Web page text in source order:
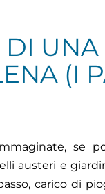
DI UNA
(I
se
austeri e
carico di